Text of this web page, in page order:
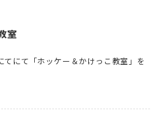
室
てにて「ホッケー＆かけっこ教室」を